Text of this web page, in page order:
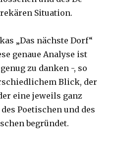
Situation.
„Das nächste Dorf“
genaue Analyse ist
zu danken -, so
Blick, der
eine jeweils ganz
Poetischen und des
begründet.
des Faschismus –